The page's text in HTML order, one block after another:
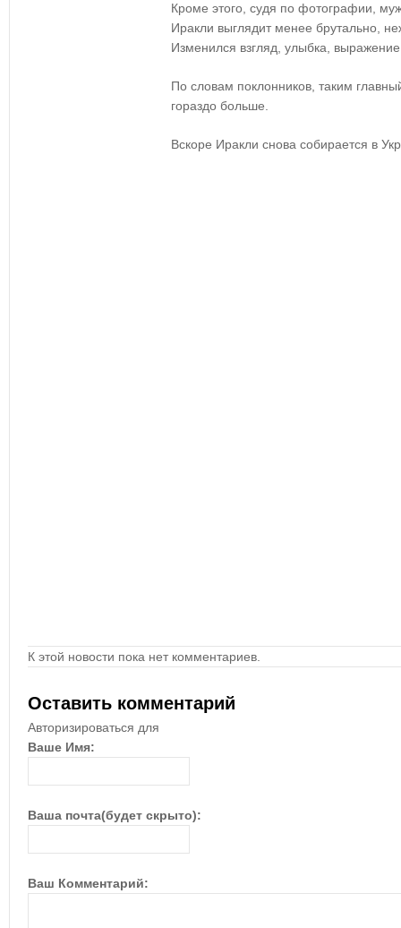
Кроме этого, судя по фотографии,
Иракли выглядит менее брутально,
Изменился взгляд, улыбка,
По словам поклонников, таким
гораздо больше.
Вскоре Иракли снова собирается в
К этой новости пока нет комментариев.
Оставить комментарий
Авторизироваться для
Ваше Имя:
Ваша почта(будет скрыто):
Ваш Комментарий: